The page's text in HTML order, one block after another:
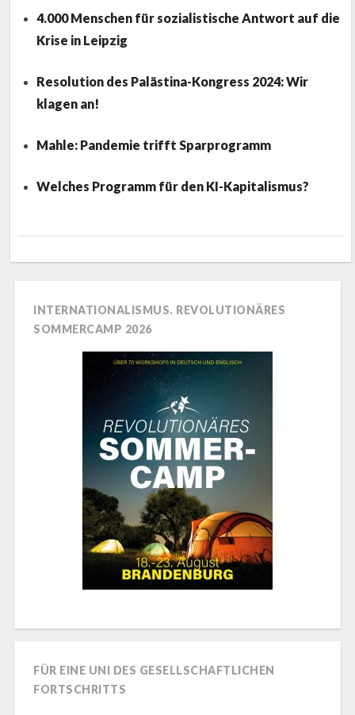
4.000 Menschen für sozialistische Antwort auf die
Krise in Leipzig
Resolution des Palästina-Kongress 2024: Wir
klagen an!
Mahle: Pandemie trifft Sparprogramm
Welches Programm für den KI-Kapitalismus?
INTERNATIONALISMUS. REVOLUTIONÄRES
SOMMERCAMP 2026
FÜR EINE UNI DES GESELLSCHAFTLICHEN
FORTSCHRITTS